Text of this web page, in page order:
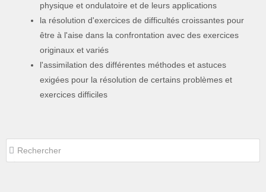
physique et ondulatoire et de leurs applications
la résolution d'exercices de difficultés croissantes pour
être à l'aise dans la confrontation avec des exercices
originaux et variés
l'assimilation des différentes méthodes et astuces
exigées pour la résolution de certains problèmes et
exercices difficiles
Rechercher